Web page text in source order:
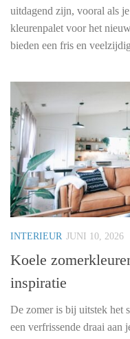
uitdagend zijn, vooral als
kleurenpalet voor het
bieden een fris en
INTERIEUR JUNI 10, 2026
Koele
inspiratie
De zomer is bij uitstek het
een verfrissende draai aan